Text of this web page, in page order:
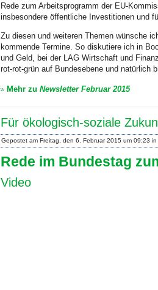
Rede zum Arbeitsprogramm der EU-
insbesondere öffentliche Investitionen und
Zu diesen und weiteren Themen wünsche
kommende Termine. So diskutiere ich in
und Geld, bei der LAG Wirtschaft und
rot-rot-grün auf Bundesebene und natürlich
Mehr zu Newsletter Februar 2015
Für ökologisch-soziale
Gepostet am Freitag, den 6. Februar 2015 um 09:23 in
Rede im Bundestag
Video